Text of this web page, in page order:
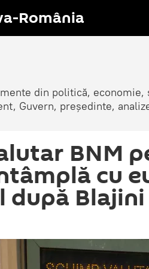
România
din politică, economie,
Guvern, președinte,
BNM
cu
după Blajini